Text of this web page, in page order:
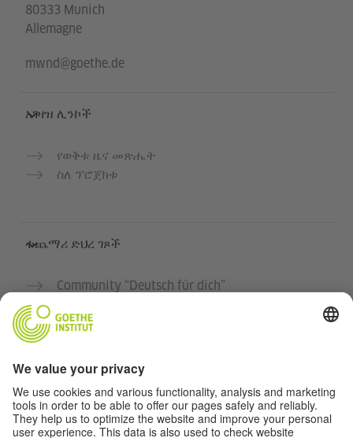
80333 Munich
Allemagne
mwnd@goethe.de
አገዛዝ ሊንኮች
የወቅቱ ዜና መጽሔት
ስለ ፕሮጀክቱ
ተጨማሪ ድህረ ገጾች
Community “Deutsch für dich”
የGoethe-Institut የጀርመን ቋንቋ ክፍሎች
ግላዊነት እና አንዳች እንቅስቃሴ የለሽ መዳረሻ